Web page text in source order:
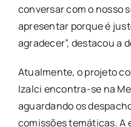
conversar com o nosso
apresentar porque é
agradecer”, destacou a
Atualmente, o projeto
Izalci encontra-se na
aguardando os
comissões temáticas. A